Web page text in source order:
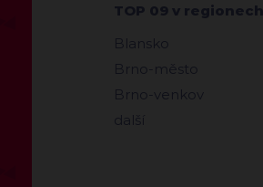
TOP 09 v regionech
Blansko
Brno-město
Brno-venkov
další